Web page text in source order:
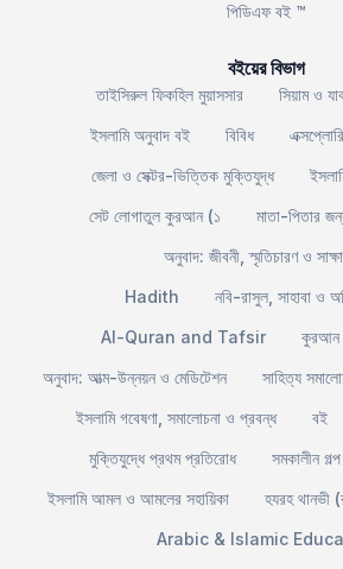
পিডিএফ বই ™
বইয়ের বিভাগ
তাইসিরুল ফিকহিল মুয়াসসার
সিয়াম ও
ইসলামি অনুবাদ বই
বিবিধ
জেলা ও সেক্টর-ভিত্তিক মুক্তিযুদ্ধ
সেট লোগাতুল কুরআন (১
মাতা-পিতার
অনুবাদ: জীবনী, স্মৃতিচারণ ও
Hadith
নবি-রাসুল, সাহাবা ও
Al-Quran and Tafsir
কুরআন
অনুবাদ: আত্ম-উন্নয়ন ও মেডিটেশন
সাহিত্য
ইসলামি গবেষণা, সমালোচনা ও প্রবন্ধ
বই
মুক্তিযুদ্ধে প্রথম প্রতিরোধ
সমকালীন গল্প
ইসলামি আমল ও আমলের সহায়িকা
হযরহ থানভী
Arabic & Islamic